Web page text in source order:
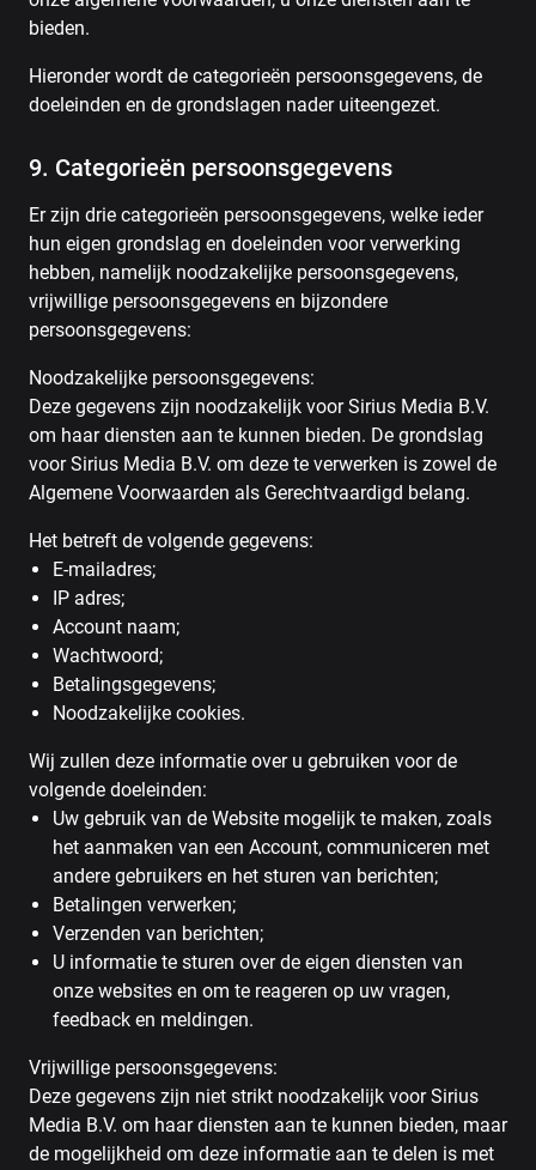
bieden.
Hieronder wordt de categorieën persoonsgegevens, de
doeleinden en de grondslagen nader uiteengezet.
9. Categorieën persoonsgegevens
Er zijn drie categorieën persoonsgegevens, welke ieder
hun eigen grondslag en doeleinden voor verwerking
hebben, namelijk noodzakelijke persoonsgegevens,
vrijwillige persoonsgegevens en bijzondere
persoonsgegevens:
Noodzakelijke persoonsgegevens:
Deze gegevens zijn noodzakelijk voor Sirius Media B.V.
om haar diensten aan te kunnen bieden. De grondslag
voor Sirius Media B.V. om deze te verwerken is zowel de
Algemene Voorwaarden als Gerechtvaardigd belang.
Het betreft de volgende gegevens:
E-mailadres;
IP adres;
Account naam;
Wachtwoord;
Betalingsgegevens;
Noodzakelijke cookies.
Wij zullen deze informatie over u gebruiken voor de
volgende doeleinden:
Uw gebruik van de Website mogelijk te maken, zoals
het aanmaken van een Account, communiceren met
andere gebruikers en het sturen van berichten;
Betalingen verwerken;
Verzenden van berichten;
U informatie te sturen over de eigen diensten van
onze websites en om te reageren op uw vragen,
feedback en meldingen.
Vrijwillige persoonsgegevens:
Deze gegevens zijn niet strikt noodzakelijk voor Sirius
Media B.V. om haar diensten aan te kunnen bieden, maar
de mogelijkheid om deze informatie aan te delen is met